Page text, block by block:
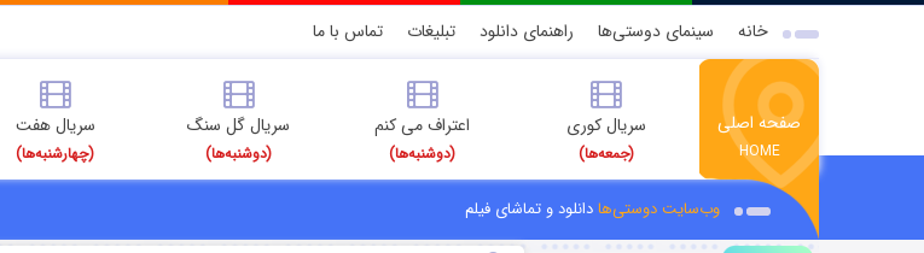
خانه سینمای دوستی‌ها راهنمای دانلود تبلیغات تماس با ما
صفحه اصلی
HOME
سریال کوری
(جمعه‌ها)
اعتراف می کنم
(دوشنبه‌ها)
سریال گل سنگ
(دوشنبه‌ها)
سریال هفت
(چهارشنبه‌ها)
وب‌سایت دوستی‌هادانلود و تماشای فیلم